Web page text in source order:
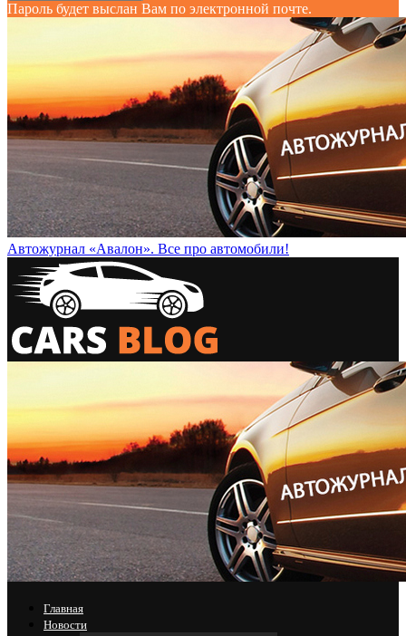
Пароль будет выслан Вам по электронной почте.
Автожурнал «Авалон». Все про автомобили!
Главная
Новости